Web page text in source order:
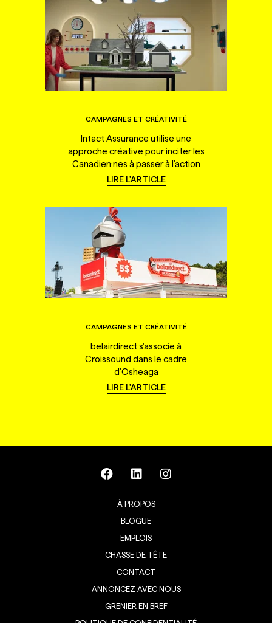
CAMPAGNES ET CRÉATIVITÉ
Intact Assurance utilise une
approche créative pour inciter les
Canadien·nes à passer à l'action
LIRE L'ARTICLE
CAMPAGNES ET CRÉATIVITÉ
belairdirect s'associe à
Croissound dans le cadre
d'Osheaga
LIRE L'ARTICLE
À PROPOS
BLOGUE
EMPLOIS
CHASSE DE TÊTE
CONTACT
ANNONCEZ AVEC NOUS
GRENIER EN BREF